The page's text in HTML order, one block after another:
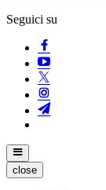
Seguici su
close